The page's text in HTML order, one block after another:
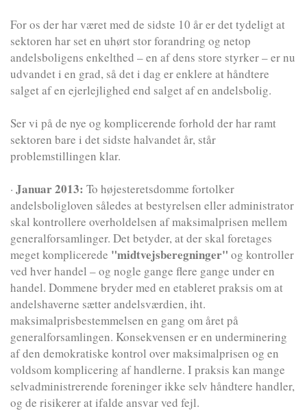
For os der har været med de sidste 10 år er det tydeligt at
sektoren har set en uhørt stor forandring og netop
andelsboligens enkelthed – en af dens store styrker – er nu
udvandet i en grad, så det i dag er enklere at håndtere
salget af en ejerlejlighed end salget af en andelsbolig.
Ser vi på de nye og komplicerende forhold der har ramt
sektoren bare i det sidste halvandet år, står
problemstillingen klar.
· Januar 2013: To højesteretsdomme fortolker
andelsboligloven således at bestyrelsen eller administrator
skal kontrollere overholdelsen af maksimalprisen mellem
generalforsamlinger. Det betyder, at der skal foretages
meget komplicerede "midtvejsberegninger" og kontroller
ved hver handel – og nogle gange flere gange under en
handel. Dommene bryder med en etableret praksis om at
andelshaverne sætter andelsværdien, iht.
maksimalprisbestemmelsen en gang om året på
generalforsamlingen. Konsekvensen er en underminering
af den demokratiske kontrol over maksimalprisen og en
voldsom komplicering af handlerne. I praksis kan mange
selvadministrerende foreninger ikke selv håndtere handler,
og de risikerer at ifalde ansvar ved fejl.